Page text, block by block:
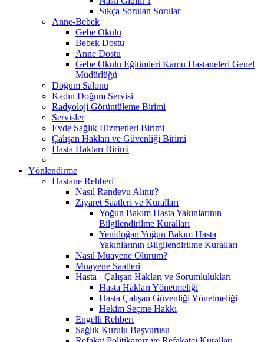
Sıkça Sorulan Sorular
Anne-Bebek
Gebe Okulu
Bebek Dostu
Anne Dostu
Gebe Okulu Eğitimleri Kamu Hastaneleri Genel
Müdürlüğü
Doğum Salonu
Kadın Doğum Servisi
Radyoloji Görüntüleme Birimi
Servisler
Evde Sağlık Hizmetleri Birimi
Çalışan Hakları ve Güvenliği Birimi
Hasta Hakları Birimi
Yönlendirme
Hastane Rehberi
Nasıl Randevu Alınır?
Ziyaret Saatleri ve Kuralları
Yoğun Bakım Hasta Yakınlarının
Bilgilendirilme Kuralları
Yenidoğan Yoğun Bakım Hasta
Yakınlarının Bilgilendirilme Kuralları
Nasıl Muayene Olurum?
Muayene Saatleri
Hasta - Çalışan Hakları ve Sorumlulukları
Hasta Hakları Yönetmeliği
Hasta Çalışan Güvenliği Yönetmeliği
Hekim Seçme Hakkı
Engelli Rehberi
Sağlık Kurulu Başvurusu